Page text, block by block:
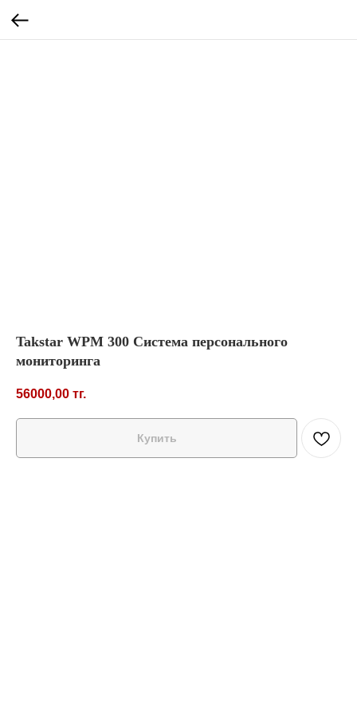
Takstar WPM 300 Cистема персонального
мониторинга
56000,00 тг.
Купить